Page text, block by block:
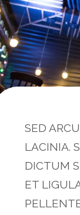
SED
LACINIA.
DICTUM
ET